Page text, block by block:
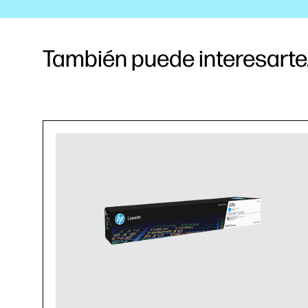
También puede